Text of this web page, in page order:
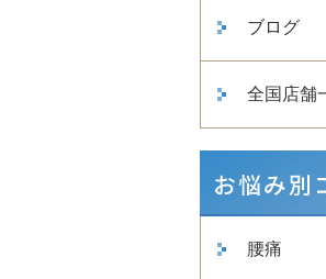
ブログ
全国店舗
腰痛